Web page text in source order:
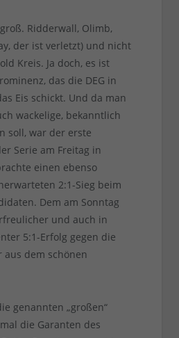
Ridderwall, Olimb,
der ist verletzt) und nicht
Kreis. Ja doch, es ist
das die DEG in
Eis schickt. Und da man
wackelige, bekanntlich
soll, war der erste
Serie am Freitag in
einen ebenso
2:1-Sieg beim
Dem am Sonntag
und auch in
5:1-Erfolg gegen die
dem schönen
genannten „großen“
die Garanten des